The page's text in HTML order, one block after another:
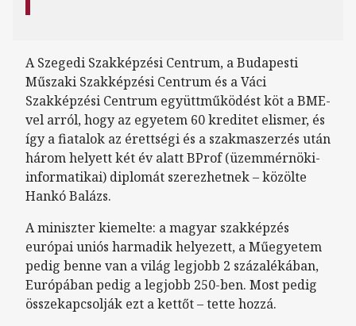
A Szegedi Szakképzési Centrum, a Budapesti
Műszaki Szakképzési Centrum és a Váci
Szakképzési Centrum együttműködést köt a BME-
vel arról, hogy az egyetem 60 kreditet elismer, és
így a fiatalok az érettségi és a szakmaszerzés után
három helyett két év alatt BProf (üzemmérnöki-
informatikai) diplomát szerezhetnek – közölte
Hankó Balázs.
A miniszter kiemelte: a magyar szakképzés
európai uniós harmadik helyezett, a Műegyetem
pedig benne van a világ legjobb 2 százalékában,
Európában pedig a legjobb 250-ben. Most pedig
összekapcsolják ezt a kettőt – tette hozzá.